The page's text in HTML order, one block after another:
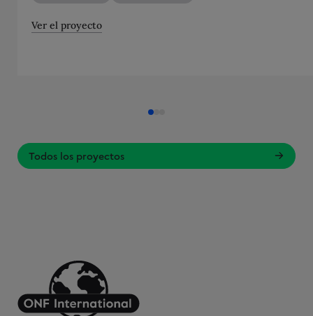
Ver el proyecto
Todos los proyectos